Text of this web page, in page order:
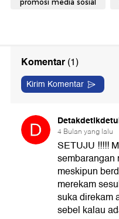
promosi media sosial